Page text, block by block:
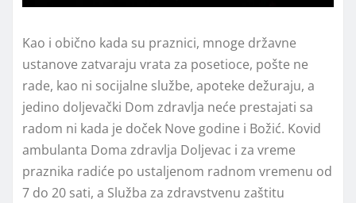
Kao i obično kada su praznici, mnoge državne
ustanove zatvaraju vrata za posetioce, pošte ne
rade, kao ni socijalne službe, apoteke dežuraju, a
jedino doljevački Dom zdravlja neće prestajati sa
radom ni kada je doček Nove godine i Božić. Kovid
ambulanta Doma zdravlja Doljevac i za vreme
praznika radiće po ustaljenom radnom vremenu od
7 do 20 sati, a Služba za zdravstvenu zaštitu